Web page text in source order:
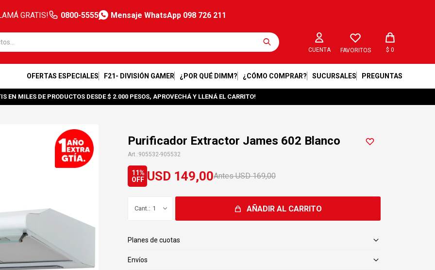
GRATIS! 0800-5555 Mensaje WhatsApp 098 726 211
OFERTAS ESPECIALES F21- DIVISIÓN GAMER ¿POR QUÉ DIMM? ¿CÓMO COMPRAR? SUCURSALES PREGUNTAS
FAVORITOS $ 0
EN MILES DE PRODUCTOS DESDE $ 2.000 PESOS, APROVECHÁ Y LLENÁ EL CARRITO!
Purificador Extractor James 602 Blanco
905532-905532
USD 149,00 USD 169,00
11
1 AÑADIR AL CARRITO
Planes de cuotas
Envíos